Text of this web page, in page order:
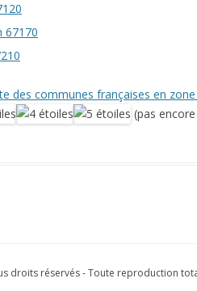
67170
des communes françaises en zone
(pas
droits réservés - Toute reproduction